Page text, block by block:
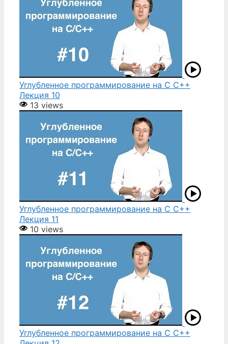
Углубленное программирование на С С++
Лекция 10
13 views
Углубленное программирование на С С++
Лекция 11
10 views
Углубленное программирование на С С++